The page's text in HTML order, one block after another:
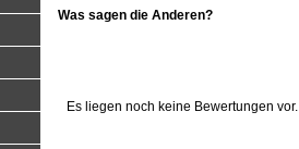
Was sagen die Anderen?
Es liegen noch keine Bewertungen vor.